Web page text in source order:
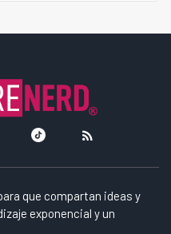
que compartan ideas y
exponencial y un